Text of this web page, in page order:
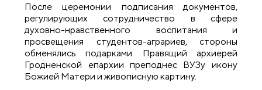
После церемонии подписания документов,
регулирующих сотрудничество в сфере
духовно-нравственного воспитания и
просвещения студентов-аграриев, стороны
обменялись подарками. Правящий архиерей
Гродненской епархии преподнес ВУЗу икону
Божией Материи живописную картину.